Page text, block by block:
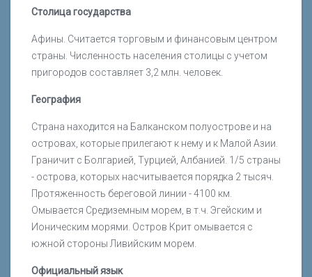
Столица государства
Афины. Считается торговым и финансовым центром
страны. Численность населения столицы с учетом
пригородов составляет 3,2 млн. человек.
География
Страна находится на Балканском полуострове и на
островах, которые прилегают к нему и к Малой Азии.
Граничит с Болгарией, Турцией, Албанией. 1/5 страны
- острова, которых насчитывается порядка 2 тысяч.
Протяженность береговой линии - 4100 км.
Омывается Средиземным морем, в т.ч. Эгейским и
Ионическим морями. Остров Крит омывается с
южной стороны Ливийским морем.
Официальный язык